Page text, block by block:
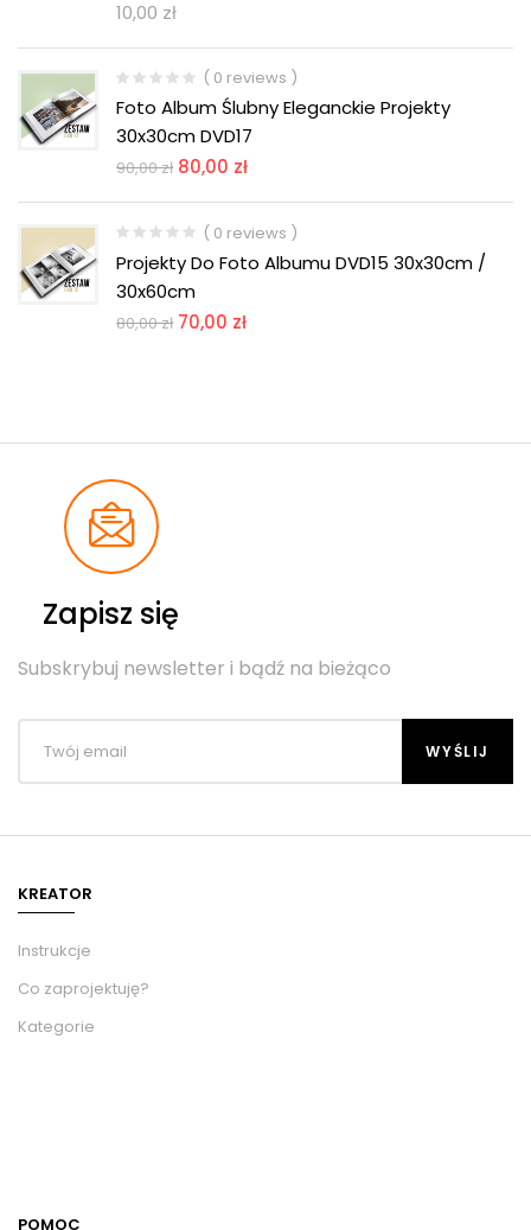
10,00 zł
( 0 reviews )
Foto Album Ślubny Eleganckie Projekty
30x30cm DVD17
90,00zł 80,00 zł
( 0 reviews )
Projekty Do Foto Albumu DVD15 30x30cm /
30x60cm
80,00zł 70,00 zł
Zapisz się
Subskrybuj newsletter i bądź na bieżąco
KREATOR
Instrukcje
Co zaprojektuję?
Kategorie
POMOC